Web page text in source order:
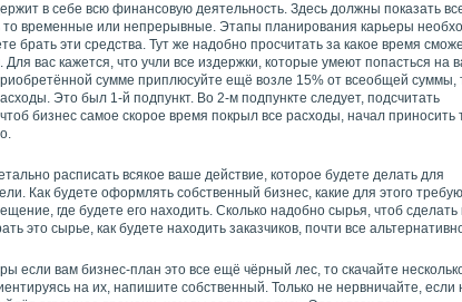
в себе всю финансовую деятельность. Здесь должны показать
то временные или непрерывные. Этапы планирования карьеры
брать эти средства. Тут же надобно просчитать за какое время
Для вас кажется, что учли все издержки, которые умеют попасться на
сумме приплюсуйте ещё возле 15% от всеобщей суммы,
Это был 1-й подпункт. Во 2-м подпункте следует, подсчитать
бизнес самое скорое время покрыл все расходы, начал приносить
расписать всякое ваше действие, которое будете делать для
Как будете оформлять собственный бизнес, какие для этого
где будете его находить. Сколько надобно сырья, чтоб сделать
это сырье, как будете находить заказчиков, почти все
если вам бизнес-план это все ещё чёрный лес, то скачайте
на их, напишите собственный. Только не нервничайте, если